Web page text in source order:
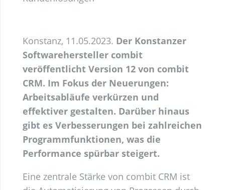
Konstanz, 11.05.2023. Der Konstanzer
Softwarehersteller combit
veröffentlicht Version 12 von combit
CRM. Im Fokus der Neuerungen:
Arbeitsabläufe verkürzen und
effektiver gestalten. Darüber hinaus
gibt es Verbesserungen bei zahlreichen
Programmfunktionen, was die
Performance spürbar steigert.
Eine zentrale Stärke von combit CRM ist